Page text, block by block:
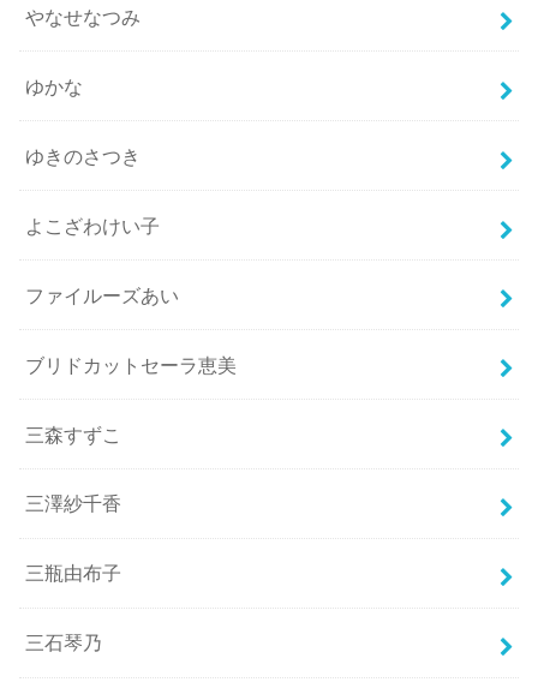
やなせなつみ
ゆかな
ゆきのさつき
よこざわけい子
ファイルーズあい
ブリドカットセーラ恵美
三森すずこ
三澤紗千香
三瓶由布子
三石琴乃